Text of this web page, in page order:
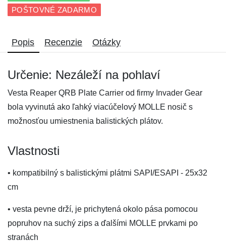
POŠTOVNÉ ZADARMO
Popis Recenzie Otázky
Určenie: Nezáleží na pohlaví
Vesta Reaper QRB Plate Carrier od firmy Invader Gear
bola vyvinutá ako ľahký viacúčelový MOLLE nosič s
možnosťou umiestnenia balistických plátov.
Vlastnosti
• kompatibilný s balistickými plátmi SAPI/ESAPI - 25x32
cm
• vesta pevne drží, je prichytená okolo pása pomocou
popruhov na suchý zips a ďalšími MOLLE prvkami po
stranách